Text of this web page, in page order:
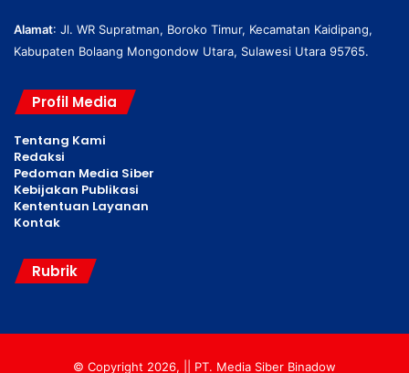
Alamat: Jl. WR Supratman, Boroko Timur, Kecamatan Kaidipang,
Kabupaten Bolaang Mongondow Utara, Sulawesi Utara 95765.
Profil Media
Tentang Kami
Redaksi
Pedoman Media Siber
Kebijakan Publikasi
Kententuan Layanan
Kontak
Rubrik
© Copyright 2026, || PT. Media Siber Binadow